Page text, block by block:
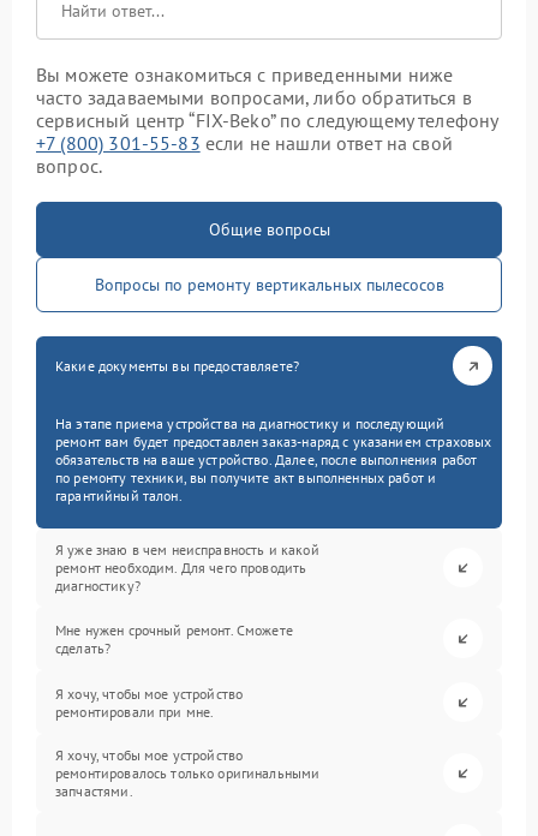
Вы можете ознакомиться с приведенными ниже
часто задаваемыми вопросами, либо обратиться в
сервисный центр “FIX-Beko” по следующему телефону
+7 (800) 301-55-83 если не нашли ответ на свой
вопрос.
Общие вопросы
Вопросы по ремонту вертикальных пылесосов
Какие документы вы предоставляете?
На этапе приема устройства на диагностику и последующий
ремонт вам будет предоставлен заказ-наряд с указанием страховых
обязательств на ваше устройство. Далее, после выполнения работ
по ремонту техники, вы получите акт выполненных работ и
гарантийный талон.
Я уже знаю в чем неисправность и какой
ремонт необходим. Для чего проводить
диагностику?
Мне нужен срочный ремонт. Сможете
сделать?
Я хочу, чтобы мое устройство
ремонтировали при мне.
Я хочу, чтобы мое устройство
ремонтировалось только оригинальными
запчастями.